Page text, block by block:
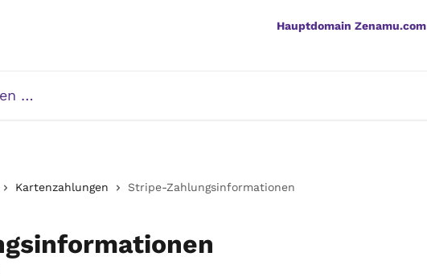
Hauptdomain Zenamu.com
Kartenzahlungen Stripe-Zahlungsinformationen